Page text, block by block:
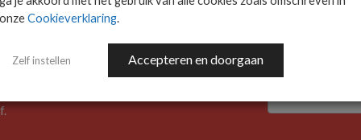
onzeCookieverklaring.
Zelf instellen Accepteren en doorgaan